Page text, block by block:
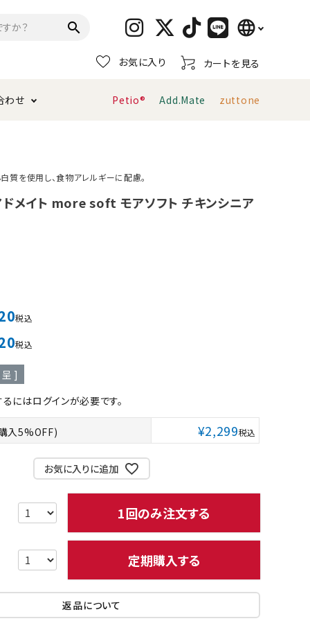
search language
日本語
English
お気に入り カートを見る
キャリーバッグ
おもちゃ
わせ Petio® Add.Mate zuttone
質を使用し、食物アレルギーに配慮。
メイト more soft モアソフト チキンシニア
税込
税込
]
にはログインが必要です。
入5%OFF) ¥2,299税込
お気に入りに追加
1回のみ注文する
定期購入する
返品について